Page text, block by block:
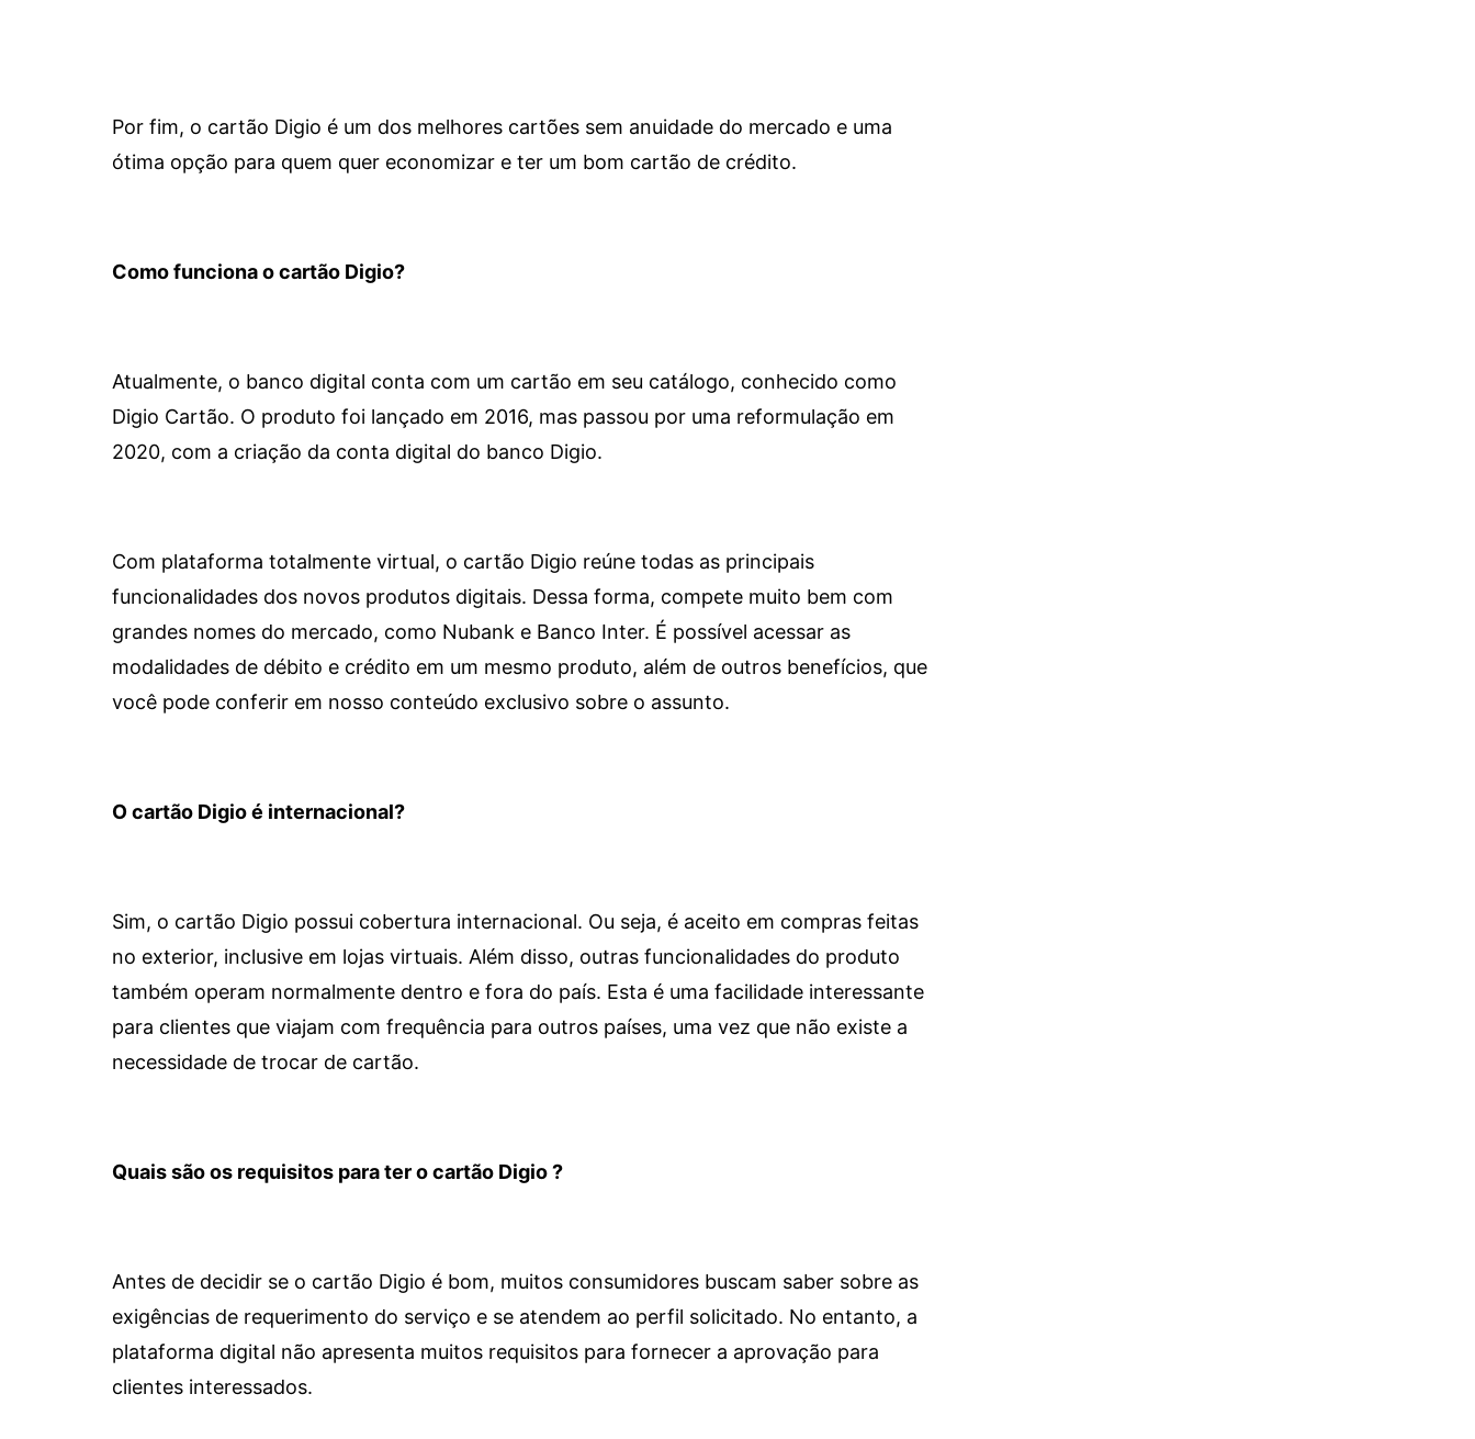
Por fim, o cartão Digio é um dos melhores cartões sem anuidade do mercado e uma
ótima opção para quem quer economizar e ter um bom cartão de crédito.
Como funciona o cartão Digio?
Atualmente, o banco digital conta com um cartão em seu catálogo, conhecido como
Digio Cartão. O produto foi lançado em 2016, mas passou por uma reformulação em
2020, com a criação da conta digital do banco Digio.
Com plataforma totalmente virtual, o cartão Digio reúne todas as principais
funcionalidades dos novos produtos digitais. Dessa forma, compete muito bem com
grandes nomes do mercado, como Nubank e Banco Inter. É possível acessar as
modalidades de débito e crédito em um mesmo produto, além de outros benefícios, que
você pode conferir em nosso conteúdo exclusivo sobre o assunto.
O cartão Digio é internacional?
Sim, o cartão Digio possui cobertura internacional. Ou seja, é aceito em compras feitas
no exterior, inclusive em lojas virtuais. Além disso, outras funcionalidades do produto
também operam normalmente dentro e fora do país. Esta é uma facilidade interessante
para clientes que viajam com frequência para outros países, uma vez que não existe a
necessidade de trocar de cartão.
Quais são os requisitos para ter o cartão Digio ?
Antes de decidir se o cartão Digio é bom, muitos consumidores buscam saber sobre as
exigências de requerimento do serviço e se atendem ao perfil solicitado. No entanto, a
plataforma digital não apresenta muitos requisitos para fornecer a aprovação para
clientes interessados.